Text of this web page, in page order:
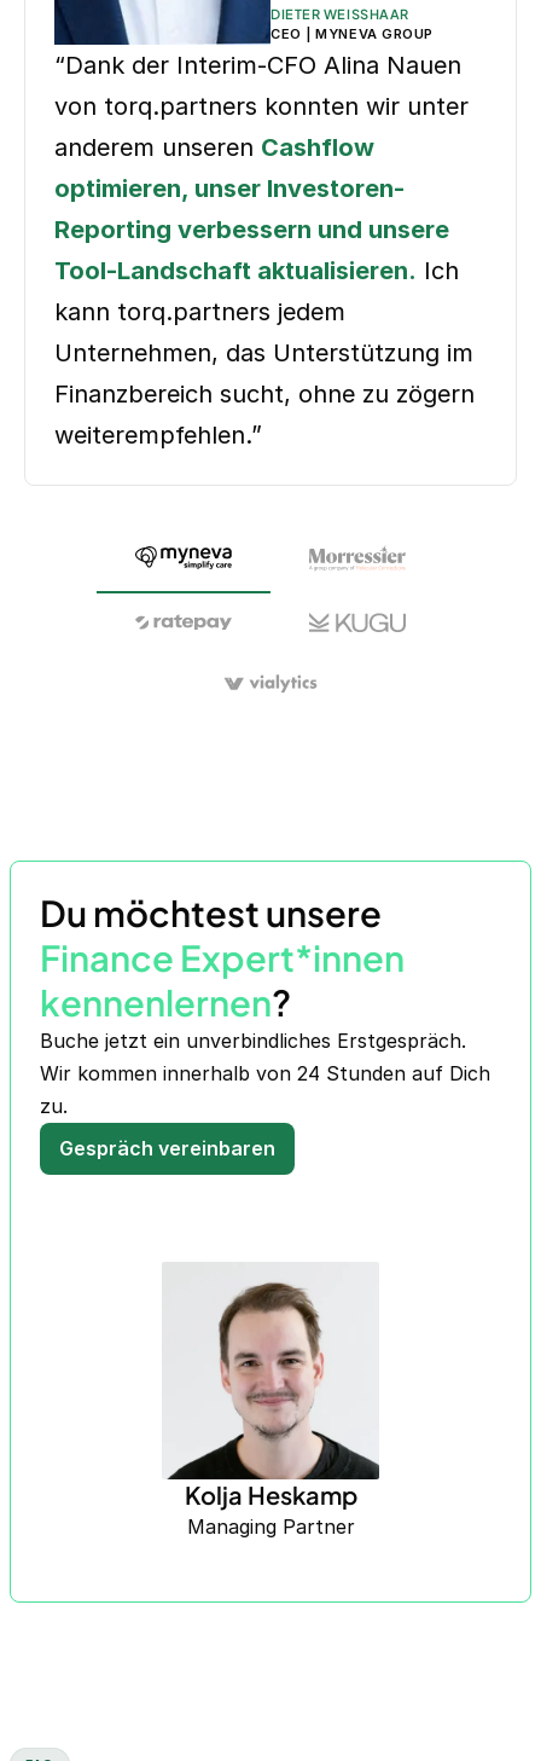
DIETER WEISSHAAR
CEO | MYNEVA GROUP
“Dank der Interim-CFO Alina Nauen
von torq.partners konnten wir unter
anderem unseren Cashflow
optimieren, unser Investoren-
Reporting verbessern und unsere
Tool-Landschaft aktualisieren. Ich
kann torq.partners jedem
Unternehmen, das Unterstützung im
Finanzbereich sucht, ohne zu zögern
weiterempfehlen.”
Du möchtest unsere
Finance Expert*innen
kennenlernen?
Buche jetzt ein unverbindliches Erstgespräch.
Wir kommen innerhalb von 24 Stunden auf Dich
zu.
Gespräch vereinbaren
Kolja Heskamp
Managing Partner